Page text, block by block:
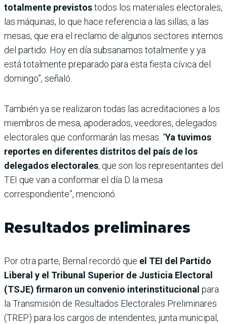
totalmente previstostodos los materiales electorales,
las máquinas, lo que hace referencia a las sillas, a las
mesas, que era el reclamo de algunos sectores internos
del partido. Hoy en día subsanamos totalmente y ya
está totalmente preparado para esta fiesta cívica del
domingo”, señaló.
También ya se realizaron todas las acreditaciones a los
miembros de mesa, apoderados, veedores, delegados
electorales que conformarán las mesas. “Ya tuvimos
reportes en diferentes distritos del país de los
delegados electorales, que son los representantes del
TEI que van a conformar el día D la mesa
correspondiente”, mencionó.
Resultados preliminares
Por otra parte, Bernal recordó que el TEI del Partido
Liberal y el Tribunal Superior de Justicia Electoral
(TSJE) firmaron un convenio interinstitucional para
la Transmisión de Resultados Electorales Preliminares
(TREP) para los cargos de intendentes, junta municipal,